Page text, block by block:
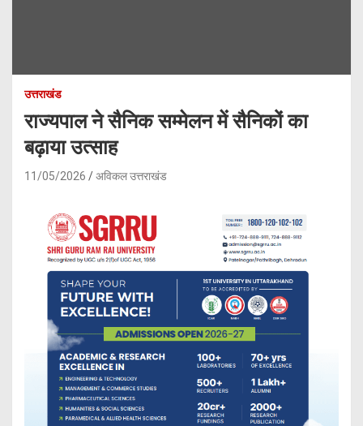
उत्तराखंड
राज्यपाल ने सैनिक सम्मेलन में सैनिकों का
बढ़ाया उत्साह
11/05/2026 अविकल उत्तराखंड